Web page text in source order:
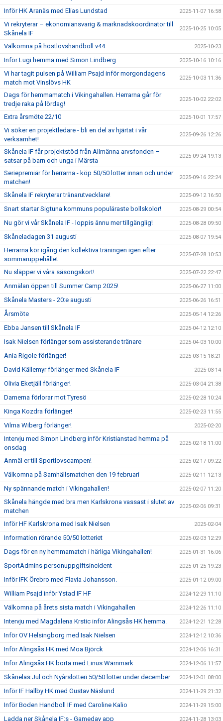
Inför HK Aranäs med Elias Lundstad 2025-11-07 16:58
Vi rekryterar – ekonomiansvarig & marknadskoordinator till
Skånela IF
2025-10-25 10:05
Välkomna på höstlovshandboll v44 2025-10-23
Inför Lugi hemma med Simon Lindberg 2025-10-16 10:16
Vi har tagit pulsen på William Psajd inför morgondagens
match mot Vinslövs HK
2025-10-03 11:36
Dags för hemmamatch i Vikingahallen. Herrarna går för
tredje raka på lördag!
2025-10-02 22:02
Extra årsmöte 22/10 2025-10-01 17:57
Vi söker en projektledare - bli en del av hjärtat i vår
verksamhet!
2025-09-26 12:26
Skånela IF får projektstöd från Allmänna arvsfonden –
satsar på barn och unga i Märsta
2025-09-24 19:13
Seriepremiär för herrarna - köp 50/50 lotter innan och under
matchen!
2025-09-16 22:24
Skånela IF rekryterar tränarutvecklare! 2025-09-12 16:50
Snart startar Sigtuna kommuns populäraste bollskolor! 2025-08-29 00:54
Nu gör vi vår Skånela IF - loppis ännu mer tillgänglig! 2025-08-28 09:50
Skåneladagen 31 augusti 2025-08-07 19:54
Herrarna kör igång den kollektiva träningen igen efter
sommaruppehållet
2025-07-28 10:53
Nu släpper vi våra säsongskort! 2025-07-22 22:47
Anmälan öppen till Summer Camp 2025! 2025-06-27 11:00
Skånela Masters - 20:e augusti 2025-06-26 16:51
Årsmöte 2025-05-14 12:26
Ebba Jansen till Skånela IF 2025-04-12 12:10
Isak Nielsen förlänger som assisterande tränare 2025-04-03 10:00
Ania Rigole förlänger! 2025-03-15 18:21
David Källemyr förlänger med Skånela IF 2025-03-14
Olivia Eketjäll förlänger! 2025-03-04 21:38
Damerna förlorar mot Tyresö 2025-02-28 10:24
Kinga Kozdra förlänger! 2025-02-23 11:55
Vilma Wiberg förlänger! 2025-02-20
Intervju med Simon Lindberg inför Kristianstad hemma på
onsdag
2025-02-18 11:00
Anmäl er till Sportlovscampen! 2025-02-17 09:22
Välkomna på Samhällsmatchen den 19 februari 2025-02-11 12:13
Ny spännande match i Vikingahallen! 2025-02-07 11:20
Skånela hängde med bra men Karlskrona vassast i slutet av
matchen
2025-02-06 09:31
Inför HF Karlskrona med Isak Nielsen 2025-02-04
Information rörande 50/50 lotteriet 2025-02-03 12:29
Dags för en ny hemmamatch i härliga Vikingahallen! 2025-01-31 16:06
SportAdmins personuppgiftsincident 2025-01-25 19:23
Inför IFK Örebro med Flavia Johansson. 2025-01-12 09:00
William Psajd inför Ystad IF HF 2024-12-29 11:10
Välkomna på årets sista match i Vikingahallen 2024-12-26 11:10
Intervju med Magdalena Krstic inför Alingsås HK hemma. 2024-12-21 12:28
Inför OV Helsingborg med Isak Nielsen 2024-12-12 10:36
Inför Alingsås HK med Moa Björck 2024-12-06 16:31
Inför Alingsås HK borta med Linus Wärnmark 2024-12-06 11:57
Skånelas Jul och Nyårslotteri 50/50 lotter under december 2024-12-01 08:00
Inför IF Hallby HK med Gustav Näslund 2024-11-29 21:32
Inför Boden Handboll IF med Caroline Kalio 2024-11-29 15:00
Ladda ner Skånela IF:s - Gameday app 2024-11-28 13:03